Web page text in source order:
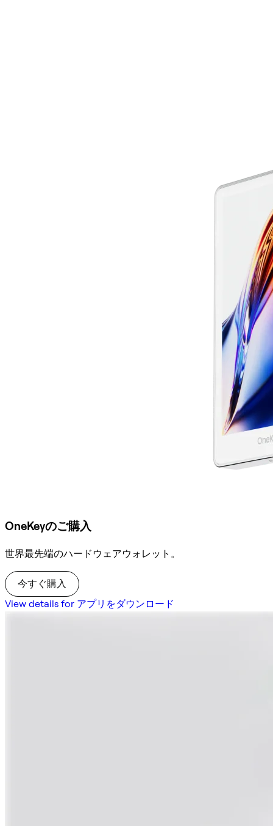
OneKeyのご購入
世界最先端のハードウェアウォレット。
今すぐ購入
View details for アプリをダウンロード